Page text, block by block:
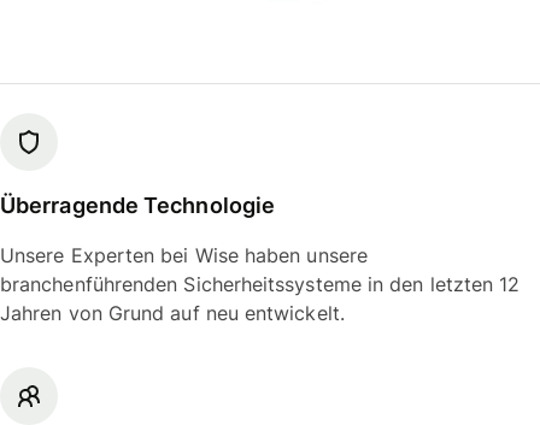
Überragende Technologie
Unsere Experten bei Wise haben unsere
branchenführenden Sicherheitssysteme in den letzten 12
Jahren von Grund auf neu entwickelt.